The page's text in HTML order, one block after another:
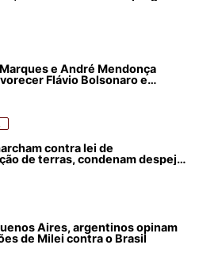
e André Mendonça
Flávio Bolsonaro e
contra lei de
de terras, condenam despejos
Aires, argentinos opinam
de Milei contra o Brasil